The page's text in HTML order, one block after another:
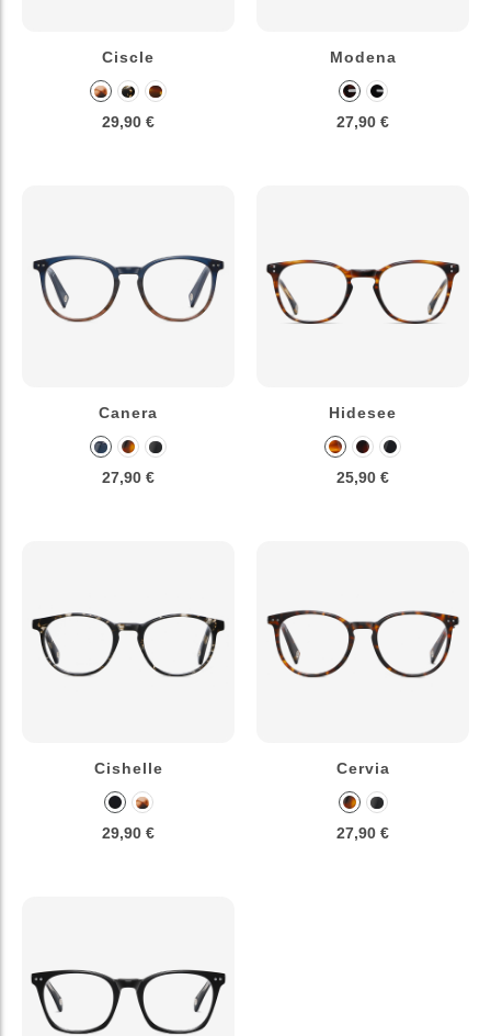
Ciscle
29,90 €
Modena
27,90 €
Canera
27,90 €
Hidesee
25,90 €
Cishelle
29,90 €
Cervia
27,90 €